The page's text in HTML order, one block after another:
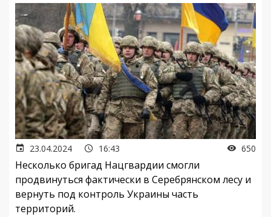
23.04.2024 16:43 650
Несколько бригад Нацгвардии смогли
продвинуться фактически в Серебрянском лесу и
вернуть под контроль Украины часть
территорий.